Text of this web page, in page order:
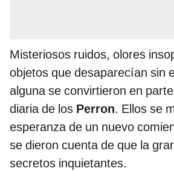
Misteriosos ruidos, olores
objetos que desaparecían sin
alguna se convirtieron en
diaria de los Perron. Ellos se
esperanza de un nuevo
se dieron cuenta de que la
secretos inquietantes.